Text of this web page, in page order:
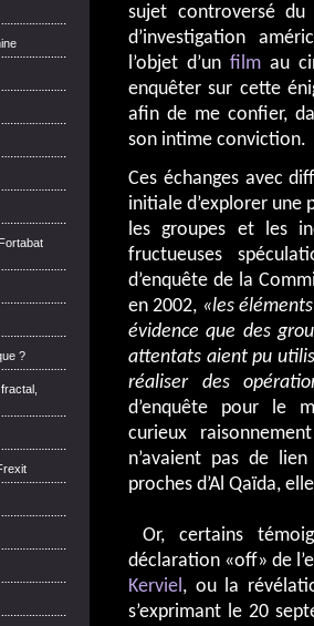
?
sujet controversé du
d’investigation
l’objet d’un filmau
enquêter sur cette
afin de me confier,
son intime conviction.
Ces échanges avec
initiale d’explorer
les groupes et les
fructueuses
d’enquête de la
en 2002, «les
évidence que des
attentats aient pu
réaliser des
d’enquête pour le
curieux
n’avaient pas de
proches d’Al Qaïda,
Or, certains
déclaration «off» de
Kerviel, ou la
s’exprimant le 20